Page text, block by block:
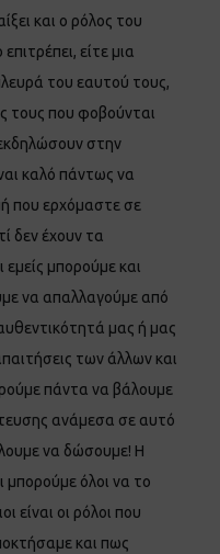
και ο ρόλος του
είτε μια
του εαυτού τους,
τους που φοβούνται
στην
καλό πάντως να
που ερχόμαστε σε
δεν έχουν τα
μπορούμε και
να απαλλαγούμε από
μας ή μας
των άλλων και
πάντα να βάλουμε
ανάμεσα σε αυτό
να δώσουμε! Η
μπορούμε όλοι να το
είναι οι ρόλοι που
και πως